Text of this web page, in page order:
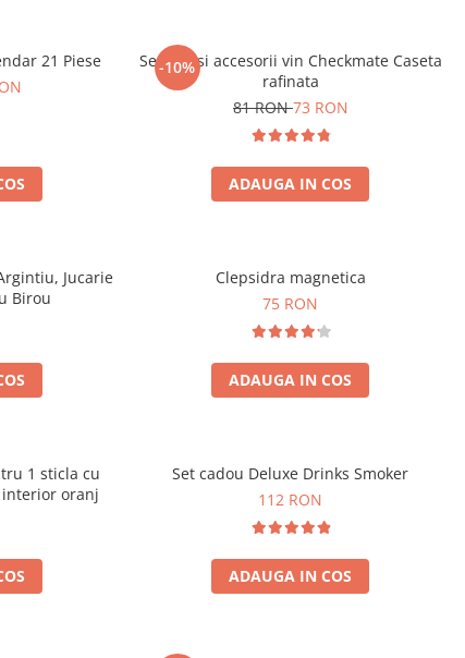
21 Piese
-10%
Set sah si accesorii vin Checkmate Caseta
rafinata
81 RON73 RON
ADAUGA IN COS
Jucarie
Birou
Clepsidra magnetica
75 RON
ADAUGA IN COS
1 sticla cu
oranj
Set cadou Deluxe Drinks Smoker
112 RON
ADAUGA IN COS